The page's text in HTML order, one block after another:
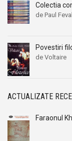
Colectia
de Paul Feval
Povestiri
de Voltaire
ACTUALIZATE
Faraonul